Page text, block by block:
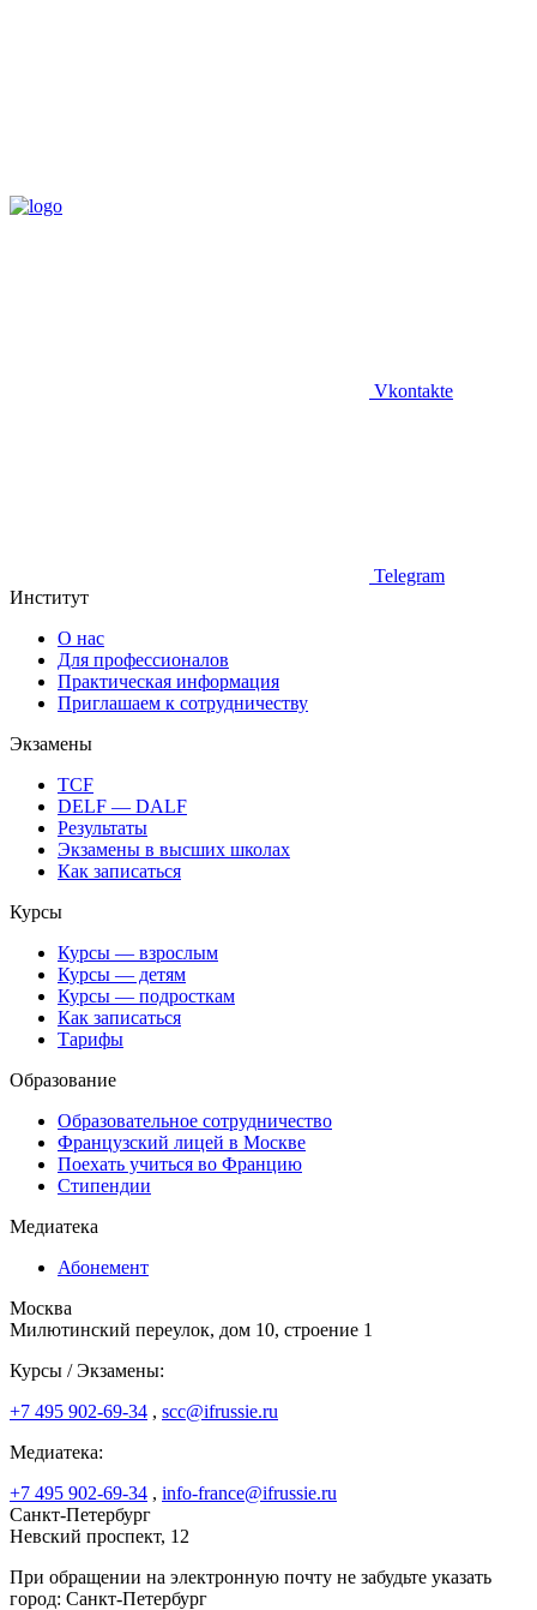
Vkontakte
Telegram
Институт
О нас
Для профессионалов
Практическая информация
Приглашаем к сотрудничеству
Экзамены
TCF
DELF — DALF
Результаты
Экзамены в высших школах
Как записаться
Курсы
Курсы — взрослым
Курсы — детям
Курсы — подросткам
Как записаться
Тарифы
Образование
Образовательное сотрудничество
Французский лицей в Москве
Поехать учиться во Францию
Стипендии
Медиатека
Абонемент
Москва
Милютинский переулок, дом 10, строение 1
Курсы / Экзамены:
+7 495 902-69-34 , scc@ifrussie.ru
Медиатека:
+7 495 902-69-34 , info-france@ifrussie.ru
Санкт-Петербург
Невский проспект, 12
При обращении на электронную почту не забудьте указать
город: Санкт-Петербург